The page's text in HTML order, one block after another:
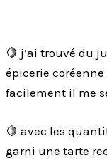
🍋 j’ai trouvé du
épicerie coréenne
facilement il me
🍋 avec les
garni une tarte